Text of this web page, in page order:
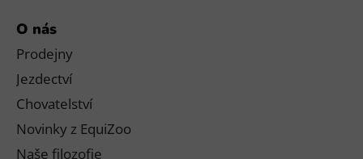
O nás
Prodejny
Jezdectví
Chovatelství
Novinky z EquiZoo
Naše filozofie